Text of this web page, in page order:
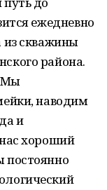
ежедневно
из скважины
района.
Мы
наводим
и
хороший
постоянно